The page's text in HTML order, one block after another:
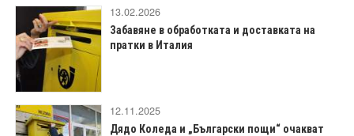
13.02.2026
Забавяне в обработката и доставката на
пратки в Италия
12.11.2025
Дядо Коледа и „Български пощи“ очакват